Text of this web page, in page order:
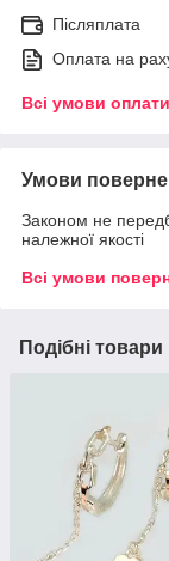
Післяплата
Оплата на
Всі умови оплати
Умови
Законом не
належної якості
Всі умови
Подібні товари